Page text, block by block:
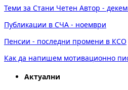
Теми за Стани Четен Автор -
Публикации в СЧА - ноември
Пенсии - последни промени в КСО
Как да напишем мотивационно
Актуални